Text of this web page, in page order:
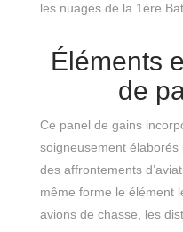
les nuages de la 1ère
Éléments
de
Ce panel de gains
soigneusement
des affrontements
même forme le élément
avions de chasse, les